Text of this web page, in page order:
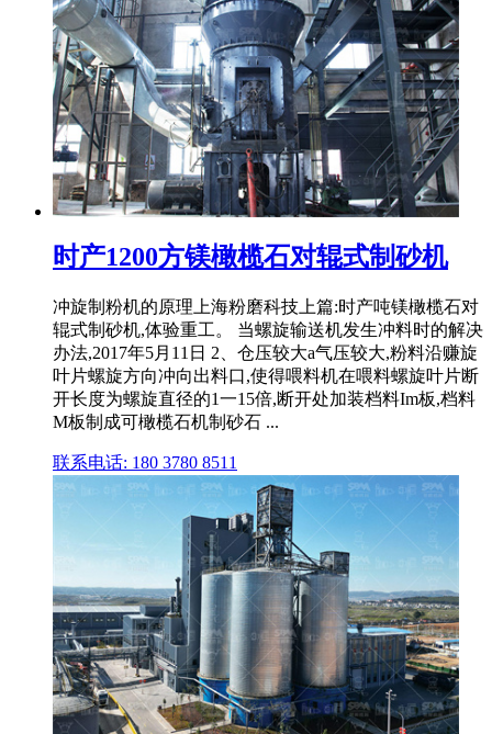
时产1200方镁橄榄石对辊式制砂机
冲旋制粉机的原理上海粉磨科技上篇:时产吨镁橄榄石对
辊式制砂机,体验重工。 当螺旋输送机发生冲料时的解决
办法,2017年5月11日 2、仓压较大a气压较大,粉料沿赚旋
叶片螺旋方向冲向出料口,使得喂料机在喂料螺旋叶片断
开长度为螺旋直径的1一15倍,断开处加装档料Im板,档料
M板制成可橄榄石机制砂石 ...
联系电话: 180 3780 8511